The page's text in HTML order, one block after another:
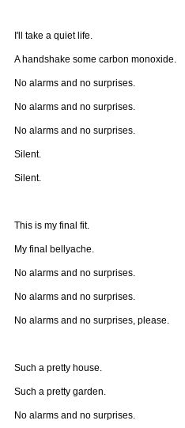
I'll take a quiet life.
A handshake some carbon monoxide.
No alarms and no surprises.
No alarms and no surprises.
No alarms and no surprises.
Silent.
Silent.
This is my final fit.
My final bellyache.
No alarms and no surprises.
No alarms and no surprises.
No alarms and no surprises, please.
Such a pretty house.
Such a pretty garden.
No alarms and no surprises.